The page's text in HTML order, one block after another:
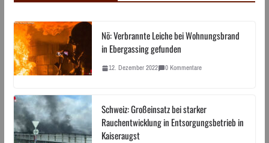
Nö: Verbrannte Leiche bei Wohnungsbrand
in Ebergassing gefunden
12. Dezember 2022 0 Kommentare
Schweiz: Großeinsatz bei starker
Rauchentwicklung in Entsorgungsbetrieb in
Kaiseraugst